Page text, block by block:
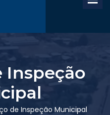
Inspeção
de Inspeção Municipal